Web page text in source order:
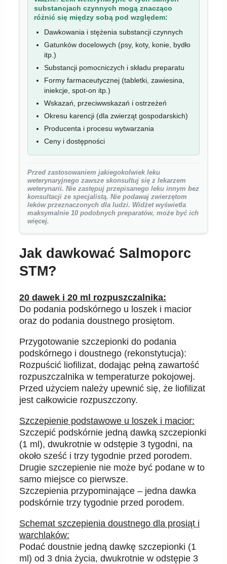
substancjach czynnych mogą znacząco
różnić się między sobą pod względem:
Dawkowania i stężenia substancji czynnych
Gatunków docelowych (psy, koty, konie, bydło
itp.)
Substancji pomocniczych i składu preparatu
Formy farmaceutycznej (tabletki, zawiesina,
iniekcje, spot-on itp.)
Wskazań, przeciwwskazań i ostrzeżeń
Okresu karencji (dla zwierząt gospodarskich)
Producenta i procesu wytwarzania
Ceny i dostępności
Przed zastosowaniem jakiegokolwiek leku
weterynaryjnego zawsze skonsultuj się z lekarzem
weterynarii. Nie zastępuj przepisanego leku innym bez
konsultacji ze specjalistą. Nie podawaj zwierzętom
leków przeznaczonych dla ludzi. Widżet wyświetla
maksymalnie 10 podobnych preparatów, może być ich
więcej.
Jak dawkować Salmoporc
STM?
20 dawek i 20 ml rozpuszczalnika:
Do podania podskórnego u loszek i macior
oraz do podania doustnego prosiętom.
Przygotowanie szczepionki do podania
podskórnego i doustnego (rekonstytucja):
Rozpuścić liofilizat, dodając pełną zawartość
rozpuszczalnika w temperaturze pokojowej.
Przed użyciem należy upewnić się, że liofilizat
jest całkowicie rozpuszczony.
Szczepienie podstawowe u loszek i macior:
Szczepić podskórnie jedną dawką szczepionki
(1 ml), dwukrotnie w odstępie 3 tygodni, na
około sześć i trzy tygodnie przed porodem.
Drugie szczepienie nie może być podane w to
samo miejsce co pierwsze.
Szczepienia przypominające – jedna dawka
podskórnie trzy tygodnie przed porodem.
Schemat szczepienia doustnego dla prosiąt i
warchlaków:
Podać doustnie jedną dawkę szczepionki (1
ml) od 3 dnia życia, dwukrotnie w odstępie 3